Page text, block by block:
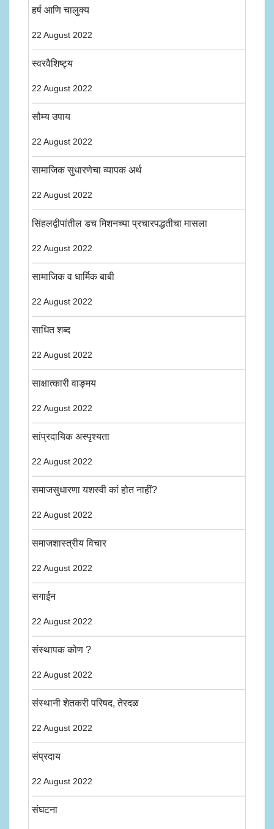
हर्ष आणि चालुक्य
22 August 2022
स्वरवैशिष्ट्य
22 August 2022
सौम्य उपाय
22 August 2022
सामाजिक सुधारणेचा व्यापक अर्थ
22 August 2022
सिंहलद्वीपांतील डच मिशनच्या प्रचारपद्धतीचा मासला
22 August 2022
सामाजिक व धार्मिक बाबी
22 August 2022
साधित शब्द
22 August 2022
साक्षात्कारी वाङ्मय
22 August 2022
सांप्रदायिक अस्पृश्यता
22 August 2022
समाजसुधारणा यशस्वी कां होत नाहीं?
22 August 2022
समाजशास्त्रीय विचार
22 August 2022
सगाईन
22 August 2022
संस्थापक कोण ?
22 August 2022
संस्थानी शेतकरी परिषद, तेरदळ
22 August 2022
संप्रदाय
22 August 2022
संघटना